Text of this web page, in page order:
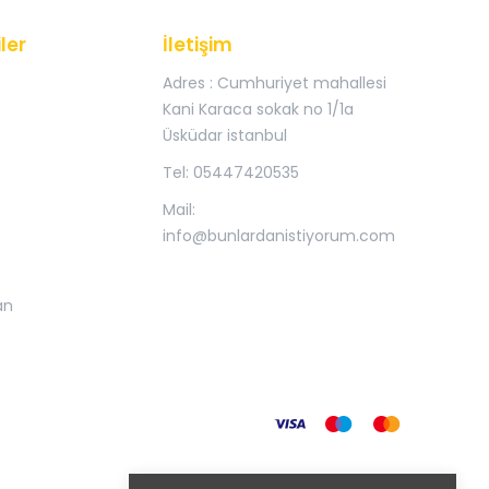
İletişim
Adres : Cumhuriyet mahallesi
Kani Karaca sokak no 1/1a
Üsküdar istanbul
Tel: 05447420535
Mail:
info@bunlardanistiyorum.com